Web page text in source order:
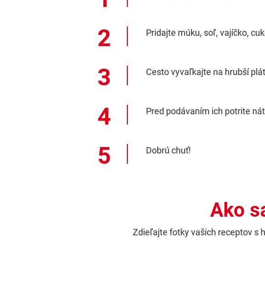
Pridajte múku, soľ, vajíčko,
Cesto vyvaľkajte na hrubší
Pred podávaním ich potrite
Dobrú chuť!
Ako
Zdieľajte fotky vašich receptov s